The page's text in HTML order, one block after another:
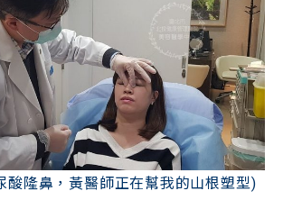
酸隆鼻，黃醫師正在幫我的山根塑型)